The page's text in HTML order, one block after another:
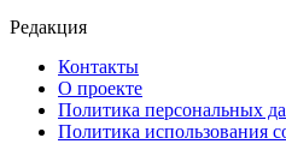
Редакция
Контакты
О проекте
Политика персональных
Политика использования